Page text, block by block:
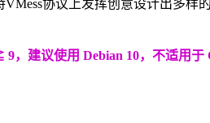
协议上发挥创意设计出多
建议使用 Debian 10，不适用于